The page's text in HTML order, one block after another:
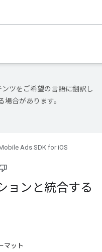
ツをご希望の言語に翻訳し
合があります。
Ads SDK for iOS
ョンと統合する
マット